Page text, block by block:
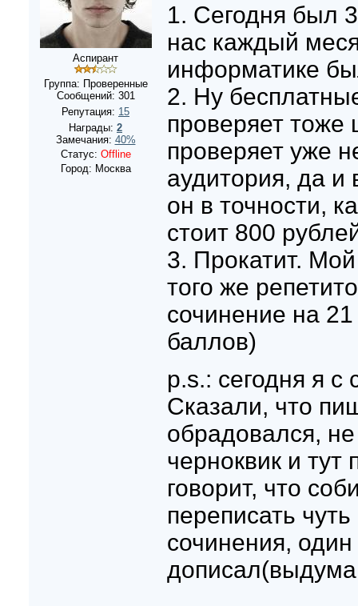
Аспирант
Группа: Проверенные
Сообщений: 301
Репутация: 15
Награды: 2
Замечания: 40%
Статус: Offline
Город: Москва
1. Сегодня был
нас каждый
информатике
2. Ну
проверяет тоже
проверяет уже
аудитория, да и
он в точности,
стоит 800
3. Прокатит.
того же
сочинение на
баллов)
p.s.: сегодня я
Сказали, что
обрадовался,
черноквик и тут
говорит, что
переписать
сочинения,